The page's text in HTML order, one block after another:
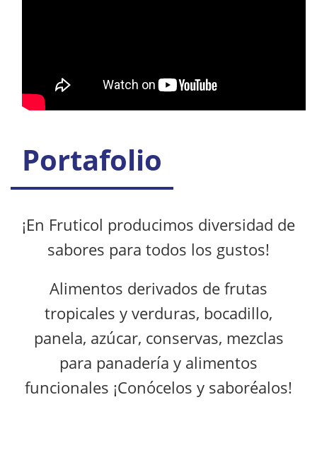
Portafolio
¡En Fruticol producimos diversidad de
sabores para todos los gustos!
Alimentos derivados de frutas
tropicales y verduras, bocadillo,
panela, azúcar, conservas, mezclas
para panadería y alimentos
funcionales ¡Conócelos y saboréalos!